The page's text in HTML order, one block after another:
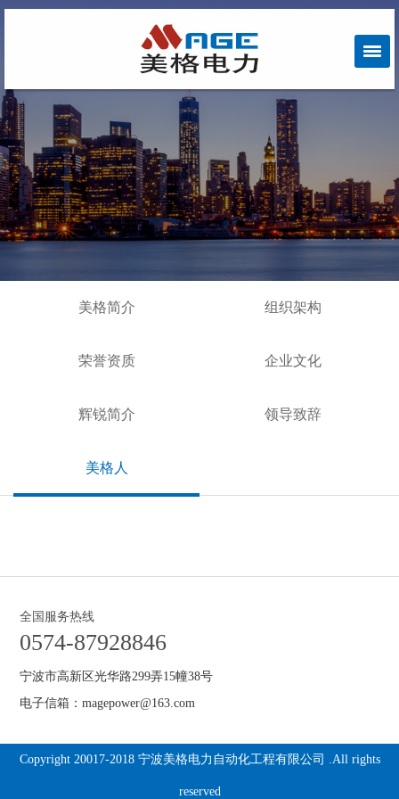
美格简介 组织架构
荣誉资质 企业文化
辉锐简介 领导致辞
美格人
全国服务热线
0574-87928846
宁波市高新区光华路299弄15幢38号
电子信箱：magepower@163.com
Copyright 20017-2018 宁波美格电力自动化工程有限公司 .All rights
reserved